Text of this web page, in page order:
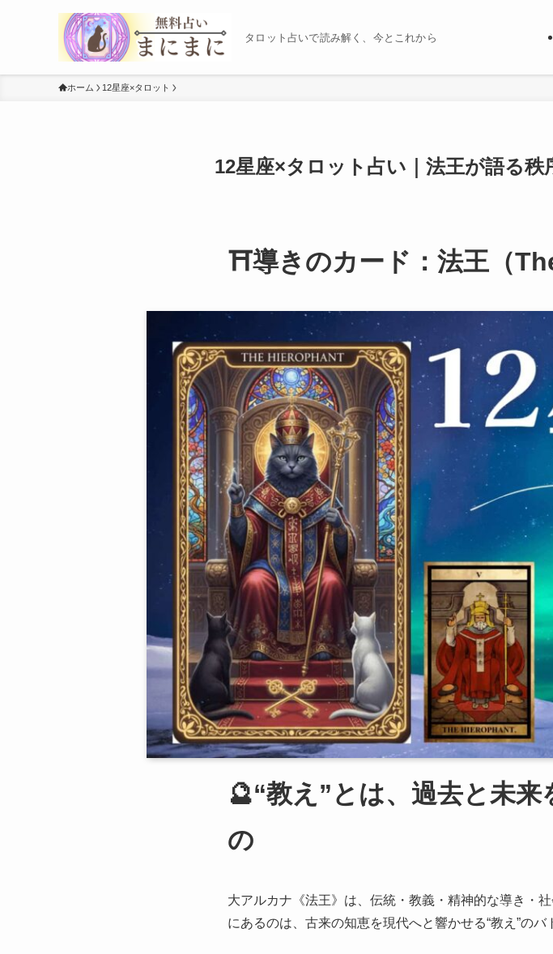
タロット占いで読み解く、今とこれから
ホーム 12星座×タロット
12星座×タロット占い｜法王が語る
⛩️導きのカード：法王（
🔮“教え”とは、過去と未
の
大アルカナ《法王》は、伝統・教義・精神的な導き・
にあるのは、古来の知恵を現代へと響かせる“教え”のバ